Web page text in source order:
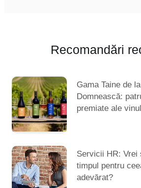
Recomandări
Gama Taine de
Domnească:
premiate ale
Servicii HR: Vrei
timpul pentru
adevărat?